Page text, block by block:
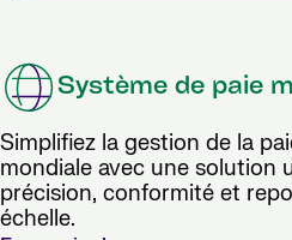
Système de paie
Simplifiez la gestion de la
mondiale avec une solution
précision, conformité et
échelle.